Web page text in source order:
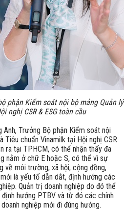
phận Kiểm soát nội bộ mảng Quản
nghị CSR & ESG toàn cầu
Trưởng Bộ phận Kiểm soát nội
Tiêu chuẩn Vinamilk tại Hội nghị CSR
ra tại TPHCM, có thể nhận thấy đa
nằm ở chữ E hoặc S, có thể vì sự
về môi trường, xã hội, cộng đồng,
là yếu tố dẫn dắt, định hướng các
Quản trị doanh nghiệp do đó thể
hướng PTBV và từ đó các chính
nghiệp mới đi đúng hướng.